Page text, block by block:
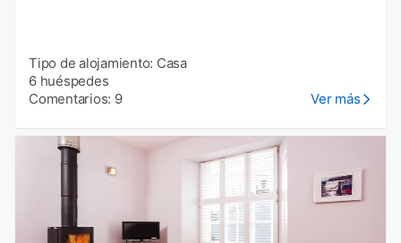
Tipo de alojamiento: Casa
6 huéspedes
Comentarios: 9
Ver más